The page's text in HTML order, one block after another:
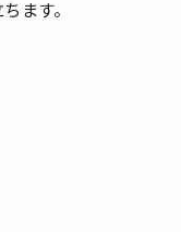
ます。